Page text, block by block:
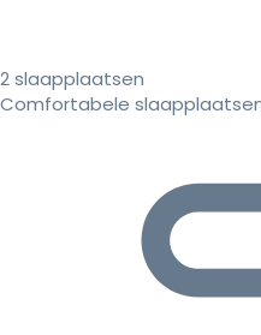
2 slaapplaatsen
Comfortabele